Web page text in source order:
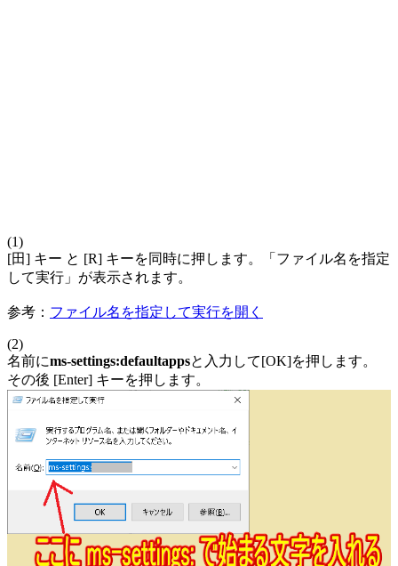
(1)
[田] キー と [R] キーを同時に押します。「ファイル名を指定
して実行」が表示されます。
参考： ファイル名を指定して実行を開く
(2)
名前にms-settings:defaultappsと入力して[OK]を押します。
その後 [Enter] キーを押します。